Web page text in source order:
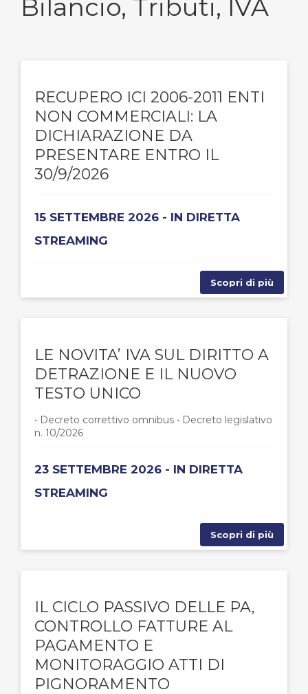
Bilancio, Tributi, IVA
RECUPERO ICI 2006-2011 ENTI
NON COMMERCIALI: LA
DICHIARAZIONE DA
PRESENTARE ENTRO IL
30/9/2026
15 SETTEMBRE 2026 - IN DIRETTA
STREAMING
Scopri di più
LE NOVITA’ IVA SUL DIRITTO A
DETRAZIONE E IL NUOVO
TESTO UNICO
• Decreto correttivo omnibus • Decreto legislativo
n. 10/2026
23 SETTEMBRE 2026 - IN DIRETTA
STREAMING
Scopri di più
IL CICLO PASSIVO DELLE PA,
CONTROLLO FATTURE AL
PAGAMENTO E
MONITORAGGIO ATTI DI
PIGNORAMENTO